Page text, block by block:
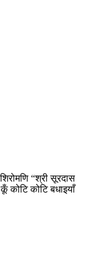
“श्री सूरदास
कोटि बधाइयाँ